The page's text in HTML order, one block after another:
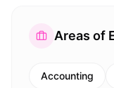
Areas of
Accounting